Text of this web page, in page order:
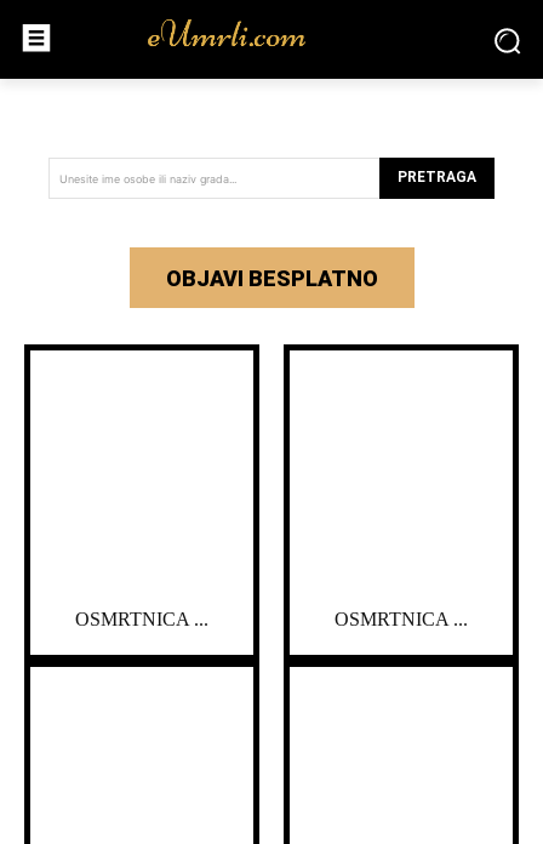
Unesite ime osobe ili naziv grada... PRETRAGA
OBJAVI BESPLATNO
OSMRTNICA ... OSMRTNICA ...